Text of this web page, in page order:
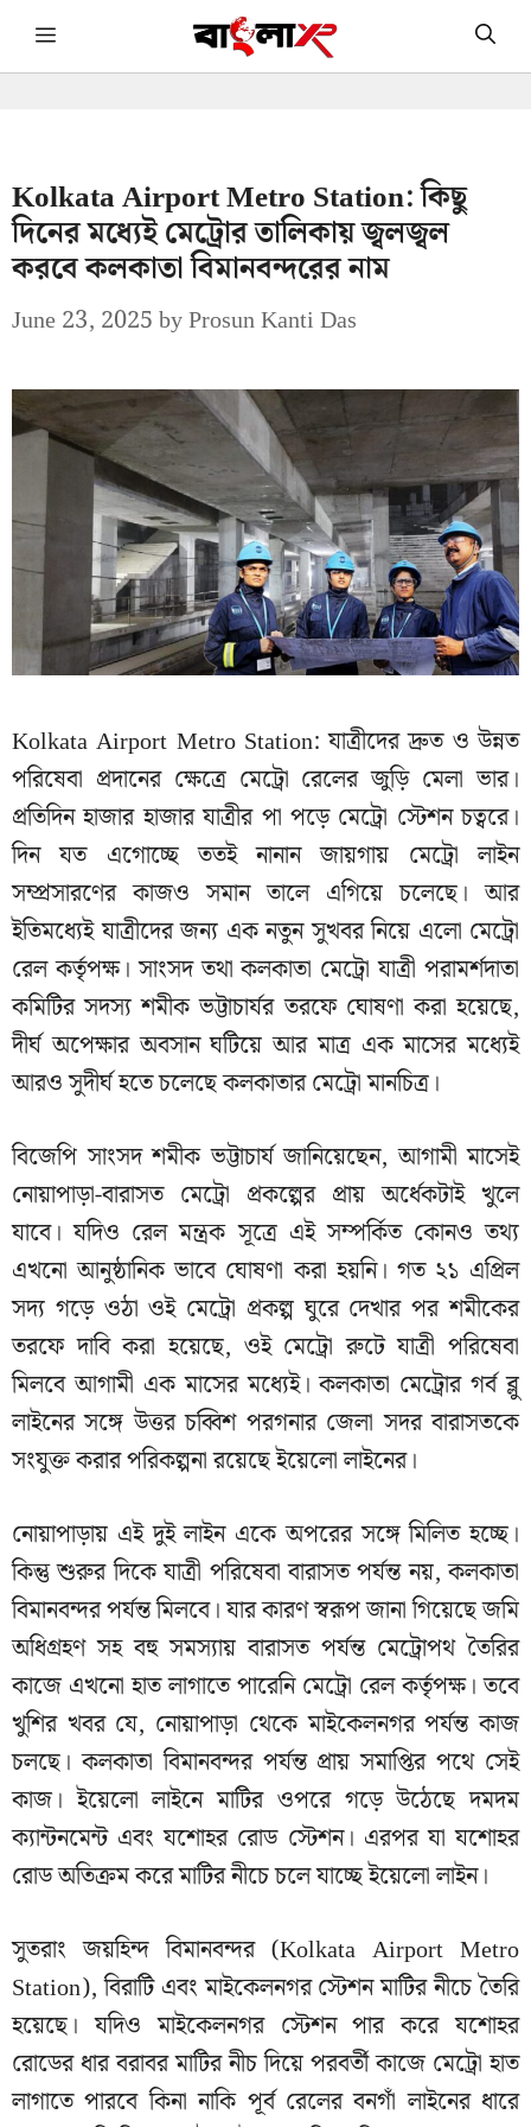
Skip Menu
Kolkata Airport Metro Station: কিছু
দিনের মধ্যেই মেট্রোর তালিকায় জ্বলজ্বল
করবে কলকাতা বিমানবন্দরের নাম
June 23, 2025byProsun Kanti Das
Kolkata Airport Metro Station: যাত্রীদের দ্রুত ও উন্নত
পরিষেবা প্রদানের ক্ষেত্রে মেট্রো রেলের জুড়ি মেলা ভার।
প্রতিদিন হাজার হাজার যাত্রীর পা পড়ে মেট্রো স্টেশন চত্বরে।
দিন যত এগোচ্ছে ততই নানান জায়গায় মেট্রো লাইন
সম্প্রসারণের কাজও সমান তালে এগিয়ে চলেছে। আর
ইতিমধ্যেই যাত্রীদের জন্য এক নতুন সুখবর নিয়ে এলো মেট্রো
রেল কর্তৃপক্ষ। সাংসদ তথা কলকাতা মেট্রো যাত্রী পরামর্শদাতা
কমিটির সদস্য শমীক ভট্টাচার্যর তরফে ঘোষণা করা হয়েছে,
দীর্ঘ অপেক্ষার অবসান ঘটিয়ে আর মাত্র এক মাসের মধ্যেই
আরও সুদীর্ঘ হতে চলেছে কলকাতার মেট্রো মানচিত্র।
বিজেপি সাংসদ শমীক ভট্টাচার্য জানিয়েছেন, আগামী মাসেই
নোয়াপাড়া-বারাসত মেট্রো প্রকল্পের প্রায় অর্ধেকটাই খুলে
যাবে। যদিও রেল মন্ত্রক সূত্রে এই সম্পর্কিত কোনও তথ্য
এখনো আনুষ্ঠানিক ভাবে ঘোষণা করা হয়নি। গত ২১ এপ্রিল
সদ্য গড়ে ওঠা ওই মেট্রো প্রকল্প ঘুরে দেখার পর শমীকের
তরফে দাবি করা হয়েছে, ওই মেট্রো রুটে যাত্রী পরিষেবা
মিলবে আগামী এক মাসের মধ্যেই। কলকাতা মেট্রোর গর্ব ব্লু
লাইনের সঙ্গে উত্তর চব্বিশ পরগনার জেলা সদর বারাসতকে
সংযুক্ত করার পরিকল্পনা রয়েছে ইয়েলো লাইনের।
নোয়াপাড়ায় এই দুই লাইন একে অপরের সঙ্গে মিলিত হচ্ছে।
কিন্তু শুরুর দিকে যাত্রী পরিষেবা বারাসত পর্যন্ত নয়, কলকাতা
বিমানবন্দর পর্যন্ত মিলবে। যার কারণ স্বরূপ জানা গিয়েছে জমি
অধিগ্রহণ সহ বহু সমস্যায় বারাসত পর্যন্ত মেট্রোপথ তৈরির
কাজে এখনো হাত লাগাতে পারেনি মেট্রো রেল কর্তৃপক্ষ। তবে
খুশির খবর যে, নোয়াপাড়া থেকে মাইকেলনগর পর্যন্ত কাজ
চলছে। কলকাতা বিমানবন্দর পর্যন্ত প্রায় সমাপ্তির পথে সেই
কাজ। ইয়েলো লাইনে মাটির ওপরে গড়ে উঠেছে দমদম
ক্যান্টনমেন্ট এবং যশোহর রোড স্টেশন। এরপর যা যশোহর
রোড অতিক্রম করে মাটির নীচে চলে যাচ্ছে ইয়েলো লাইন।
সুতরাং জয়হিন্দ বিমানবন্দর (Kolkata Airport Metro
Station), বিরাটি এবং মাইকেলনগর স্টেশন মাটির নীচে তৈরি
হয়েছে। যদিও মাইকেলনগর স্টেশন পার করে যশোহর
রোডের ধার বরাবর মাটির নীচ দিয়ে পরবর্তী কাজে মেট্রো হাত
লাগাতে পারবে কিনা নাকি পূর্ব রেলের বনগাঁ লাইনের ধারে